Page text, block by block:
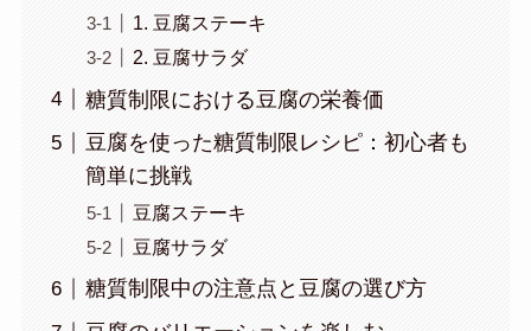
1. 豆腐ステーキ
2. 豆腐サラダ
糖質制限における豆腐の栄養価
豆腐を使った糖質制限レシピ：初心者も
簡単に挑戦
豆腐ステーキ
豆腐サラダ
糖質制限中の注意点と豆腐の選び方